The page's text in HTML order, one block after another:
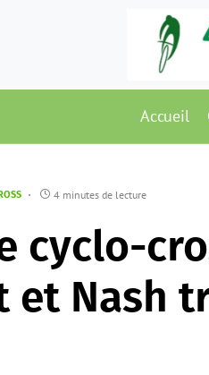
Accueil
4 minutes de lecture
cyclo-
et Nash